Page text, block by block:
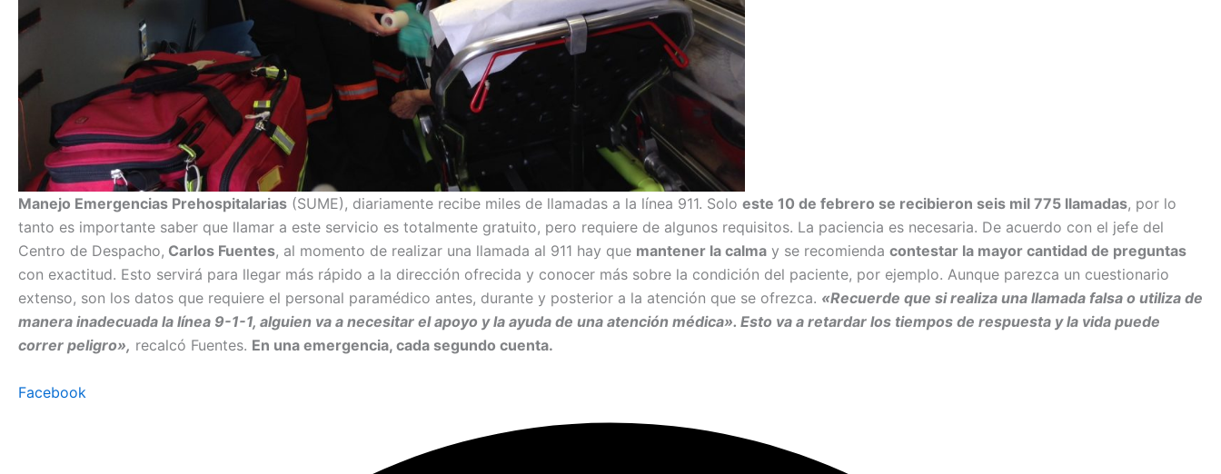
Manejo Emergencias Prehospitalarias (SUME), diariamente recibe miles de llamadas a la línea 911. Solo este 10 de febrero se recibieron seis mil 775 llamadas, por lo
tanto es importante saber que llamar a este servicio es totalmente gratuito, pero requiere de algunos requisitos. La paciencia es necesaria. De acuerdo con el jefe del
Centro de Despacho, Carlos Fuentes, al momento de realizar una llamada al 911 hay que mantener la calma y se recomienda contestar la mayor cantidad de preguntas
con exactitud. Esto servirá para llegar más rápido a la dirección ofrecida y conocer más sobre la condición del paciente, por ejemplo. Aunque parezca un cuestionario
extenso, son los datos que requiere el personal paramédico antes, durante y posterior a la atención que se ofrezca. «Recuerde que si realiza una llamada falsa o utiliza de
manera inadecuada la línea 9-1-1, alguien va a necesitar el apoyo y la ayuda de una atención médica». Esto va a retardar los tiempos de respuesta y la vida puede
correr peligro», recalcó Fuentes. En una emergencia, cada segundo cuenta.
Facebook